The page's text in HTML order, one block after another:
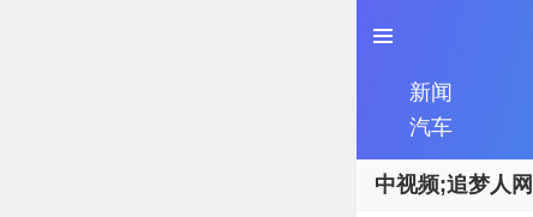
新闻
汽车
中视频;追梦人